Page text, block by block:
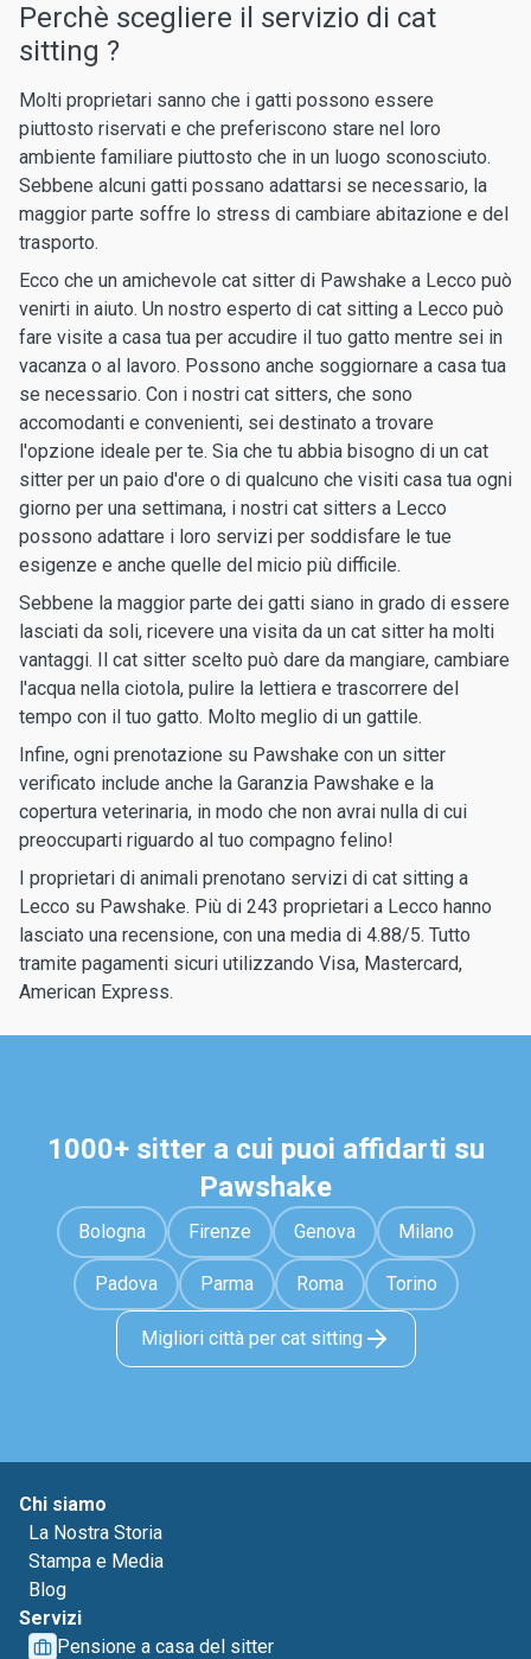
Perchè scegliere il servizio di cat
sitting ?
Molti proprietari sanno che i gatti possono essere
piuttosto riservati e che preferiscono stare nel loro
ambiente familiare piuttosto che in un luogo sconosciuto.
Sebbene alcuni gatti possano adattarsi se necessario, la
maggior parte soffre lo stress di cambiare abitazione e del
trasporto.
Ecco che un amichevole cat sitter di Pawshake a Lecco può
venirti in aiuto. Un nostro esperto di cat sitting a Lecco può
fare visite a casa tua per accudire il tuo gatto mentre sei in
vacanza o al lavoro. Possono anche soggiornare a casa tua
se necessario. Con i nostri cat sitters, che sono
accomodanti e convenienti, sei destinato a trovare
l'opzione ideale per te. Sia che tu abbia bisogno di un cat
sitter per un paio d'ore o di qualcuno che visiti casa tua ogni
giorno per una settimana, i nostri cat sitters a Lecco
possono adattare i loro servizi per soddisfare le tue
esigenze e anche quelle del micio più difficile.
Sebbene la maggior parte dei gatti siano in grado di essere
lasciati da soli, ricevere una visita da un cat sitter ha molti
vantaggi. Il cat sitter scelto può dare da mangiare, cambiare
l'acqua nella ciotola, pulire la lettiera e trascorrere del
tempo con il tuo gatto. Molto meglio di un gattile.
Infine, ogni prenotazione su Pawshake con un sitter
verificato include anche la Garanzia Pawshake e la
copertura veterinaria, in modo che non avrai nulla di cui
preoccuparti riguardo al tuo compagno felino!
I proprietari di animali prenotano servizi di cat sitting a
Lecco su Pawshake. Più di 243 proprietari a Lecco hanno
lasciato una recensione, con una media di 4.88/5. Tutto
tramite pagamenti sicuri utilizzando Visa, Mastercard,
American Express.
1000+ sitter a cui puoi affidarti su
Pawshake
Bologna Firenze Genova Milano
Padova Parma Roma Torino
Migliori città per cat sitting
Chi siamo
La Nostra Storia
Stampa e Media
Blog
Servizi
Pensione a casa del sitter